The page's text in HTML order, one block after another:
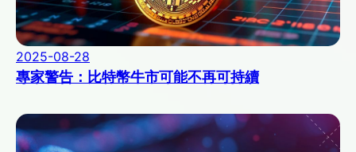
2025-08-28
專家警告：比特幣牛市可能不再可持續